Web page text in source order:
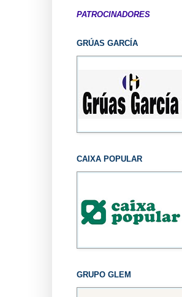
PATROCINADORES
GRÚAS GARCÍA
CAIXA POPULAR
GRUPO GLEM